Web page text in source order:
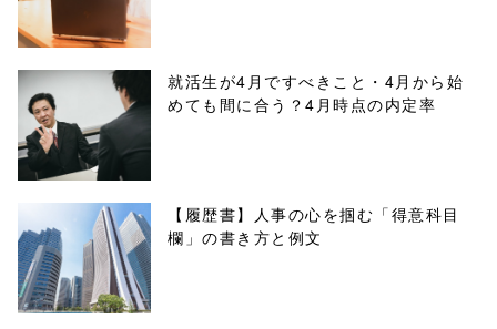
line10
/1052997"
onclick="windo
w.open(this.hre
f, 'Gwindow',
'width=550,
height=450,
就活生が4月ですべきこと・4月から始
めても間に合う？4月時点の内定率
【履歴書】人事の心を掴む「得意科目
欄」の書き方と例文